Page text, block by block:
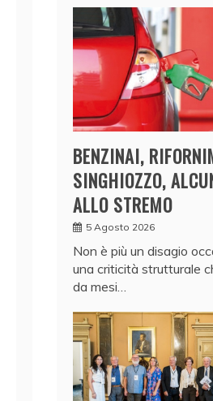
BENZINAI,
SINGHIOZZO,
ALLO STREMO
5 Agosto 2026
Non è più un disagio
una criticità strutturale
da mesi…